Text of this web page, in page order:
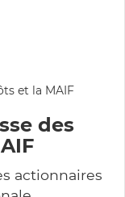
des
actionnaires